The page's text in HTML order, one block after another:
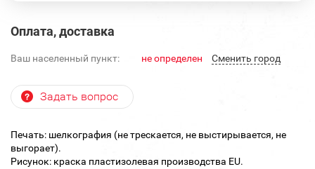
Оплата, доставка
Ваш населенный пункт: не определен Cменить город
Задать вопрос
Печать: шелкография (не трескается, не выстирывается, не
выгорает).
Рисунок: краска пластизолевая производства EU.